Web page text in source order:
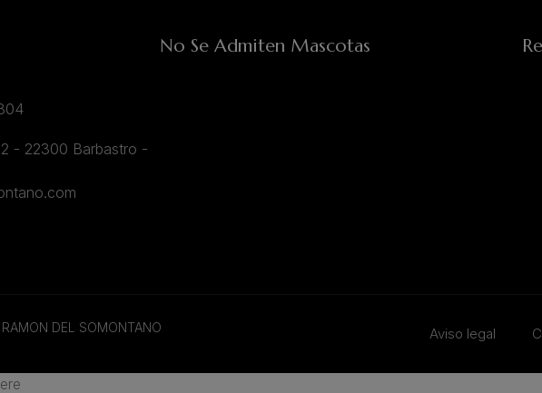
- 22300 Barbastro -
No Se Admiten Mascotas
DEL SOMONTANO Aviso legal